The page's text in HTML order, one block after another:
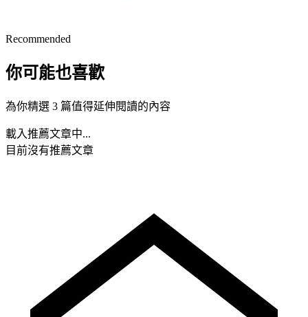
Recommended
你可能也喜歡
為你精選 3 篇值得延伸閱讀的內容
載入推薦文章中...
目前沒有推薦文章